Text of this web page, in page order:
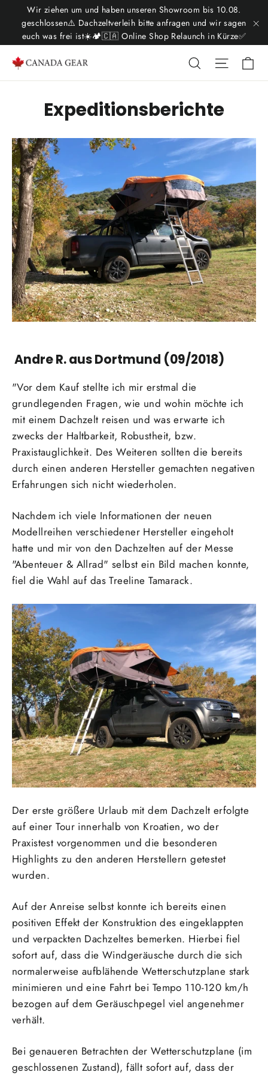
Inhalt
Wir ziehen um und haben unseren Showroom bis 10.08.
geschlossen⚠️ Dachzeltverleih bitte anfragen und wir sagen
euch was frei ist☀️🏕️🇨🇦 Online Shop Relaunch in Kürze✅
Suche
Expeditionsberichte
Andre R. aus Dortmund (09/2018)
"Vor dem Kauf stellte ich mir erstmal die
grundlegenden Fragen, wie und wohin möchte ich
mit einem Dachzelt reisen und was erwarte ich
zwecks der Haltbarkeit, Robustheit, bzw.
Praxistauglichkeit. Des Weiteren sollten die bereits
durch einen anderen Hersteller gemachten negativen
Erfahrungen sich nicht wiederholen.
Nachdem ich viele Informationen der neuen
Modellreihen verschiedener Hersteller eingeholt
hatte und mir von den Dachzelten auf der Messe
"Abenteuer & Allrad" selbst ein Bild machen konnte,
fiel die Wahl auf das Treeline Tamarack.
Der erste größere Urlaub mit dem Dachzelt erfolgte
auf einer Tour innerhalb von Kroatien, wo der
Praxistest vorgenommen und die besonderen
Highlights zu den anderen Herstellern getestet
wurden.
Auf der Anreise selbst konnte ich bereits einen
positiven Effekt der Konstruktion des eingeklappten
und verpackten Dachzeltes bemerken. Hierbei fiel
sofort auf, dass die Windgeräusche durch die sich
normalerweise aufblähende Wetterschutzplane stark
minimieren und eine Fahrt bei Tempo 110-120 km/h
bezogen auf dem Geräuschpegel viel angenehmer
verhält.
Bei genaueren Betrachten der Wetterschutzplane (im
geschlossenen Zustand), fällt sofort auf, dass der